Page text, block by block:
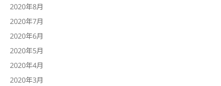
2020年8月
2020年7月
2020年6月
2020年5月
2020年4月
2020年3月